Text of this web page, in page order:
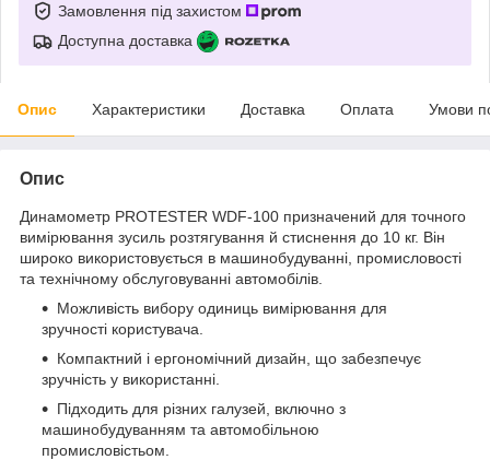
Замовлення під захистом
Доступна доставка
Опис Характеристики Доставка Оплата Умови
Опис
Динамометр PROTESTER WDF-100 призначений для точного
вимірювання зусиль розтягування й стиснення до 10 кг. Він
широко використовується в машинобудуванні, промисловості
та технічному обслуговуванні автомобілів.
Можливість вибору одиниць вимірювання для
зручності користувача.
Компактний і ергономічний дизайн, що забезпечує
зручність у використанні.
Підходить для різних галузей, включно з
машинобудуванням та автомобільною
промисловістьом.